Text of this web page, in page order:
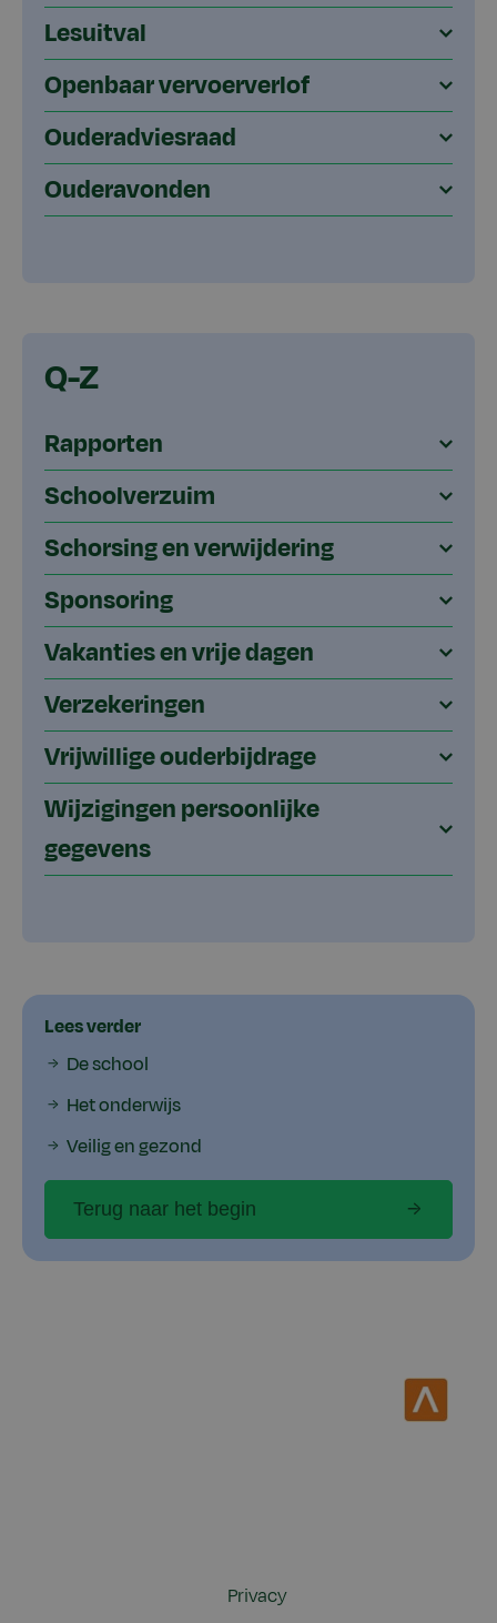
Lesuitval
Openbaar vervoerverlof
Ouderadviesraad
Ouderavonden
Q-Z
Rapporten
Schoolverzuim
Schorsing en verwijdering
Sponsoring
Vakanties en vrije dagen
Verzekeringen
Vrijwillige ouderbijdrage
Wijzigingen persoonlijke
gegevens
Lees verder
De school
Het onderwijs
Veilig en gezond
Terug naar het begin
Privacy